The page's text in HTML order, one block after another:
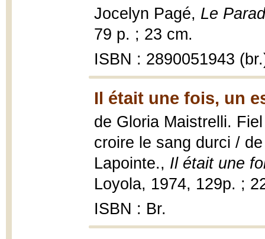
Jocelyn Pagé, Le
79 p. ; 23 cm.
ISBN : 2890051943
Il était une fois, un
de Gloria Maistrelli.
croire le sang durci /
Lapointe., Il était une
Loyola, 1974, 129p. ;
ISBN : Br.